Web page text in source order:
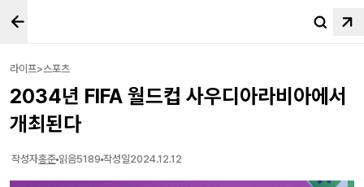
라이프>스포츠
2034년 FIFA 월드컵 사우디아라비아에서
개최된다
작성자홍준 읽음5189 작성일2024.12.12